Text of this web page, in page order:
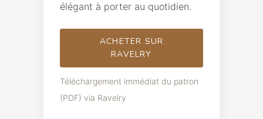
élégant à porter au quotidien.
ACHETER SUR
RAVELRY
Téléchargement immédiat du patron
(PDF) via Ravelry